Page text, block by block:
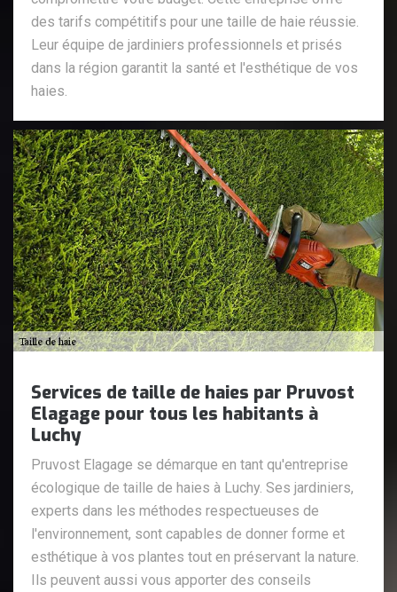
des tarifs compétitifs pour une taille de haie réussie.
Leur équipe de jardiniers professionnels et prisés
dans la région garantit la santé et l'esthétique de vos
haies.
Services de taille de haies par Pruvost
Elagage pour tous les habitants à
Luchy
Pruvost Elagage se démarque en tant qu'entreprise
écologique de taille de haies à Luchy. Ses jardiniers,
experts dans les méthodes respectueuses de
l'environnement, sont capables de donner forme et
esthétique à vos plantes tout en préservant la nature.
Ils peuvent aussi vous apporter des conseils